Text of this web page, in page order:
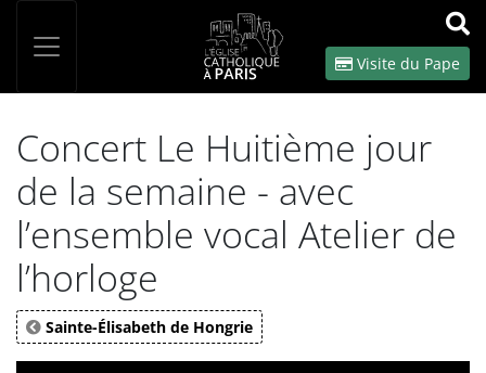
OK
Visite du Pape
Concert Le Huitième jour
de la semaine - avec
l’ensemble vocal Atelier de
l’horloge
Sainte-Élisabeth de Hongrie
Panneau de gestion des cookies